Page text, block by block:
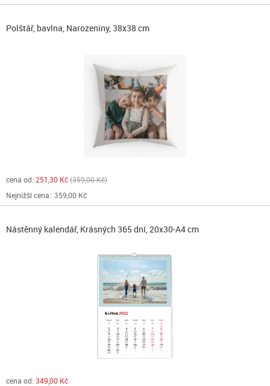
Polštář, bavlna, Narozeniny, 38x38 cm
cena od: 251,30 Kč 359,00 Kč
Nejnižší cena: 359,00 Kč
Nástěnný kalendář, Krásných 365 dní, 20x30-A4 cm
cena od: 349,00 Kč